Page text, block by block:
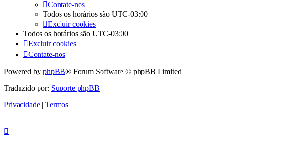
Contate-nos
Todos os horários são UTC-03:00
Excluir cookies
Todos os horários são UTC-03:00
Excluir cookies
Contate-nos
Powered by phpBB® Forum Software © phpBB Limited
Traduzido por: Suporte phpBB
Privacidade | Termos